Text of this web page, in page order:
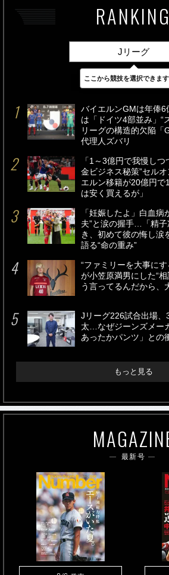
RANKING
Jリーグ
最新 24時間
バイエルンGMは年俸
は「ドイツ4部並み」“
リーグの構造的欠陥「
代理人ズバリ
「1～3億円で我慢し
金ビジネス秘策”セル
エルン移籍が20億円
は安く買えるが」
「妊娠したよ」白血病
夫”と涙の握手…「精子
き、初めて彼の悔し涙
語る“命の重み”
“ファミリーを大事にす
が小笠原満男にした“
う言ってるんだから、
Jリーグ226試合出場、
太…なぜジーンズメー
あったかパンツ」との
もっと見る
最新号
ここから競技を選択できます